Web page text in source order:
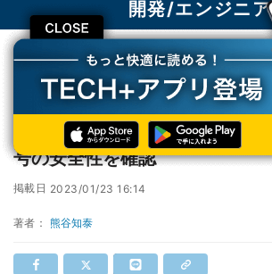
CLOSE
開発/エンジニア
TECH+ 企業IT
開発/エンジニア
富士通、量子シミュレータを活用してRSA暗号の安全性
富士通、量子シミュレータを
号の安全性を確認
掲載日 2023/01/23 16:14
著者： 熊谷知泰